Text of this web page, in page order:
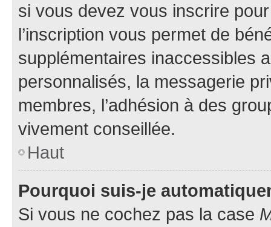
si vous devez vous inscrire
l’inscription vous permet de
supplémentaires inaccessibles
personnalisés, la messagerie
membres, l’adhésion à des
vivement conseillée.
Haut
Pourquoi suis-je
Si vous ne cochez pas la case